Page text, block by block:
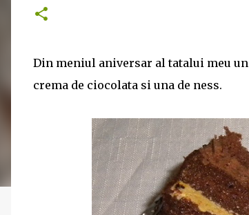
Din meniul aniversar al tatalui meu
crema de ciocolata si una de ness.